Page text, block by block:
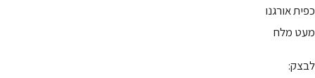
כפית אורגנו
מעט מלח
לבצק: